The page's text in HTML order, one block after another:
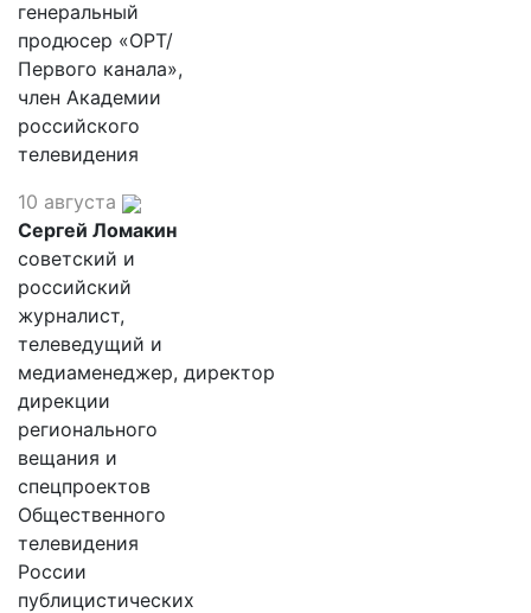
генеральный
продюсер «ОРТ/
Первого канала»,
член Академии
российского
телевидения
10 августа
Сергей Ломакин
советский и
российский
журналист,
телеведущий и
медиаменеджер, директор
дирекции
регионального
вещания и
спецпроектов
Общественного
телевидения
России
публицистических